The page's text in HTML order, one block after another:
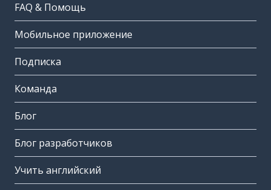
FAQ & Помощь
Мобильное приложение
Подписка
Команда
Блог
Блог разработчиков
Учить английский